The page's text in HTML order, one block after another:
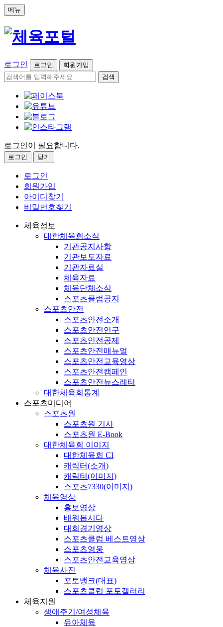
메뉴
로그인 로그인
회원가입
검색
로그인이 필요합니다.
로그인 닫기
로그인
회원가입
아이디찾기
비밀번호찾기
체육정보
대한체육회소식
기관공지사항
기관보도자료
기관자료실
체육자료
체육단체소식
스포츠클럽공지
스포츠안전
스포츠안전소개
스포츠안전연구
스포츠안전공제
스포츠안전매뉴얼
스포츠안전교육영상
스포츠안전캠페인
스포츠안전뉴스레터
대한체육회통계
스포츠미디어
스포츠원
스포츠원 기사
스포츠원 E-Book
대한체육회 이미지
대한체육회 CI
캐릭터(소개)
캐릭터(이미지)
스포츠7330(이미지)
체육영상
홍보영상
배워봅시다
대회경기영상
스포츠클럽 베스트영상
스포츠영웅
스포츠안전교육영상
체육사진
포토뱅크(대표)
스포츠클럽 포토갤러리
체육지원
생애주기/여성체육
유아체육